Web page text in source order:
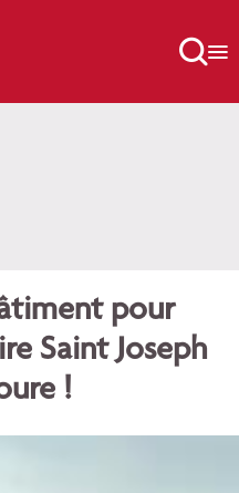

pour
Saint Joseph
!